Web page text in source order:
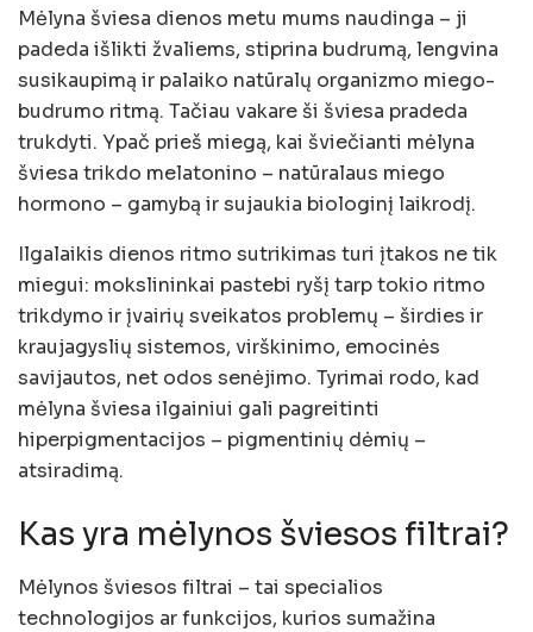
Mėlyna šviesa dienos metu mums naudinga – ji
padeda išlikti žvaliems, stiprina budrumą, lengvina
susikaupimą ir palaiko natūralų organizmo miego-
budrumo ritmą. Tačiau vakare ši šviesa pradeda
trukdyti. Ypač prieš miegą, kai šviečianti mėlyna
šviesa trikdo melatonino – natūralaus miego
hormono – gamybą ir sujaukia biologinį laikrodį.
Ilgalaikis dienos ritmo sutrikimas turi įtakos ne tik
miegui: mokslininkai pastebi ryšį tarp tokio ritmo
trikdymo ir įvairių sveikatos problemų – širdies ir
kraujagyslių sistemos, virškinimo, emocinės
savijautos, net odos senėjimo. Tyrimai rodo, kad
mėlyna šviesa ilgainiui gali pagreitinti
hiperpigmentacijos – pigmentinių dėmių –
atsiradimą.
Kas yra mėlynos šviesos filtrai?
Mėlynos šviesos filtrai – tai specialios
technologijos ar funkcijos, kurios sumažina